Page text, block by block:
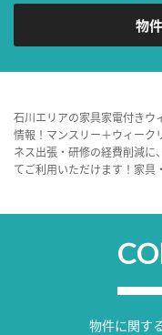
物
石川エリアの家具家電付きウ
情報！マンスリー＋ウィーク
ネス出張・研修の経費削減に
てご利用いただけます！家具
物件に関す